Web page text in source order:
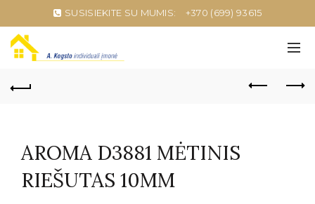
SUSISIEKITE SU MUMIS: +370 (699) 93615
AROMA D3881 MĖTINIS
RIEŠUTAS 10MM